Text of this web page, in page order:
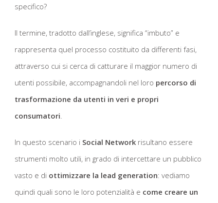
specifico?
Il termine, tradotto dall’inglese, significa “imbuto” e
rappresenta quel processo costituito da differenti fasi,
attraverso cui si cerca di catturare il maggior numero di
utenti possibile, accompagnandoli nel loro percorso di
trasformazione da utenti in veri e propri
consumatori.
In questo scenario i Social Network risultano essere
strumenti molto utili, in grado di intercettare un pubblico
vasto e di ottimizzare la lead generation: vediamo
quindi quali sono le loro potenzialità e come creare un